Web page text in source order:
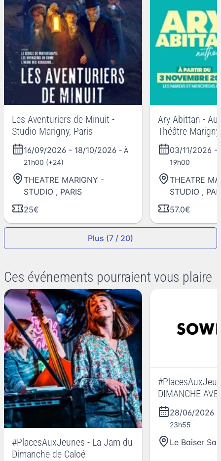
Les Aventuriers de Minuit -
Studio Marigny, Paris
16/09/2026 - 18/10/2026 - À
21h00 (+24)
THEATRE MARIGNY -
STUDIO , PARIS
25€
Ary Abittan -
Théâtre
03/11/2026 -
19h00
THEATRE
STUDIO ,
57.0€
Plus (7 / 20)
Ces événements pourraient vous plaire
#PlacesAuxJeunes - La Jam du
Dimanche de Caloé
DIMANCHE
28/06/2026
23h55
Le Baiser